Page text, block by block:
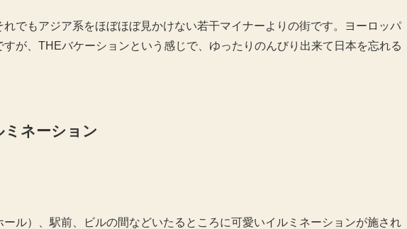
でもアジア系をほぼほぼ見かけない若干マイナーよりの街です。ヨーロッパ
が、THEバケーションという感じで、ゆったりのんびり出来て日本を忘れる
ネーション
ル）、駅前、ビルの間などいたるところに可愛いイルミネーションが施され